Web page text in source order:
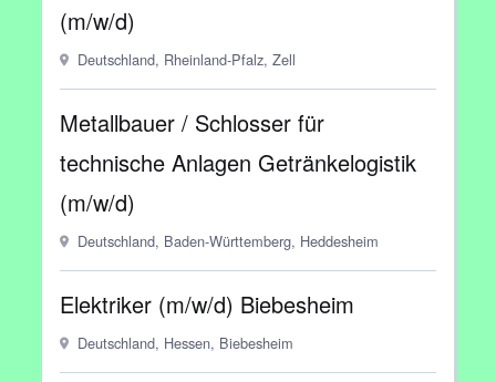
(m/w/d)
Deutschland, Rheinland-Pfalz, Zell
Metallbauer / Schlosser für
technische Anlagen Getränkelogistik
(m/w/d)
Deutschland, Baden-Württemberg, Heddesheim
Elektriker (m/w/d) Biebesheim
Deutschland, Hessen, Biebesheim